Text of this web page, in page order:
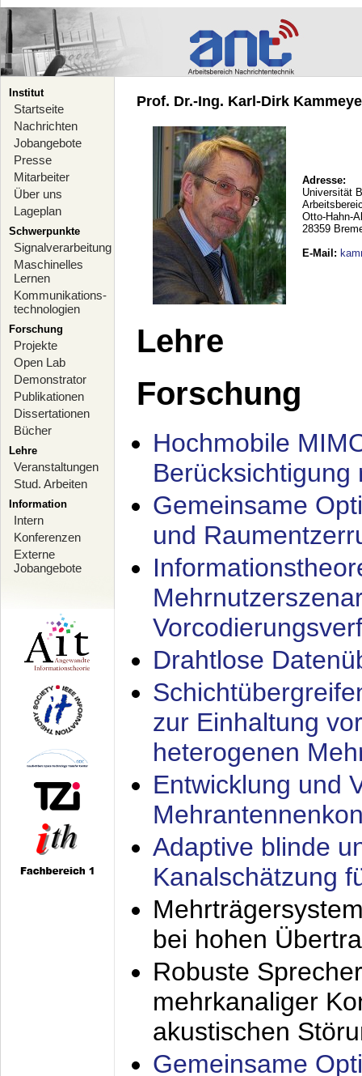
Institut
Startseite
Nachrichten
Jobangebote
Presse
Mitarbeiter
Über uns
Lageplan
Schwerpunkte
Signalverarbeitung
Maschinelles
Lernen
Kommunikations-
technologien
Forschung
Projekte
Open Lab
Demonstrator
Publikationen
Dissertationen
Bücher
Lehre
Veranstaltungen
Stud. Arbeiten
Information
Intern
Konferenzen
Externe
Jobangebote
Prof. Dr.-Ing. Karl-Dirk
Adresse:
Universität
Otto-Hahn-
28359
E-Mail :
Lehre
Forschung
Hochmobile
Berücksichtigung
Gemeinsame
und
Drahtlose
zur Einhaltung
heterogenen
Entwicklung und
Adaptive blinde
Kanalschätzung
bei hohen
Robuste
mehrkanaliger
akustischen
Gemeinsame